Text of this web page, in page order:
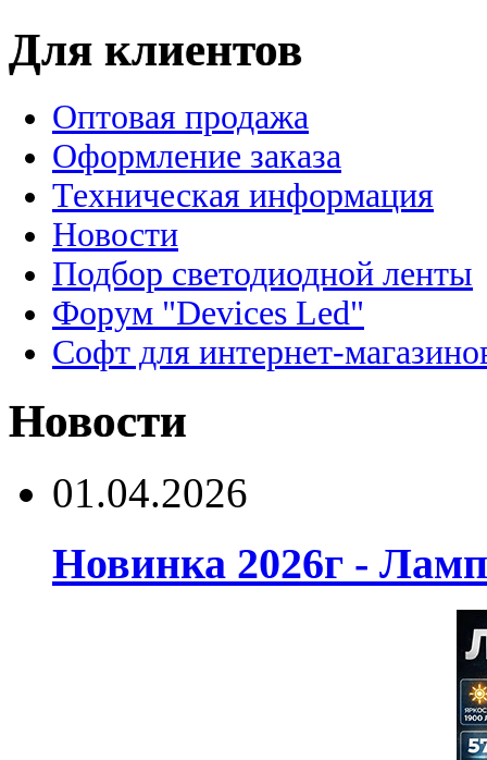
Для клиентов
Оптовая продажа
Оформление заказа
Техническая информация
Новости
Подбор светодиодной ленты
Форум "Devices Led"
Софт для интернет-
Новости
01.04.2026
Новинка 2026г -